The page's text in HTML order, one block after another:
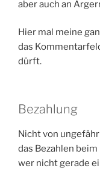
aber auch an
Hier mal meine
das
dürft.
Bezahlung
Nicht von
das Bezahlen
wer nicht gerade